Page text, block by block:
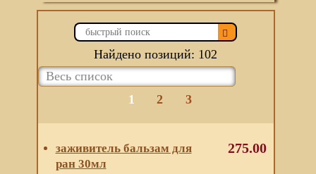
Найдено позиций: 102
1 2 3
заживитель бальзам для
ран 30мл
275.00